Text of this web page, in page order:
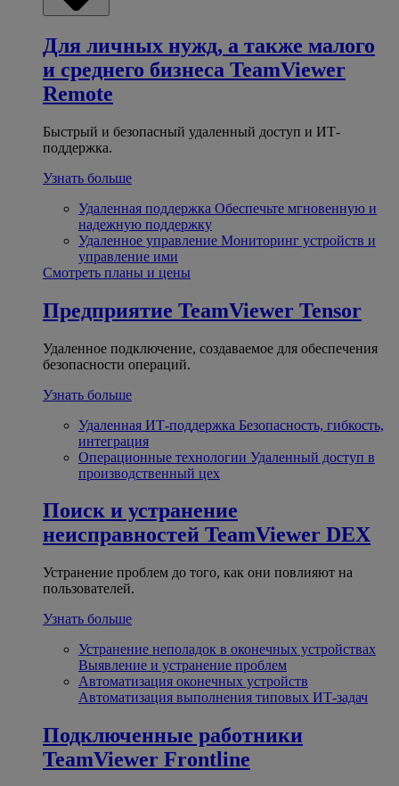
Для личных нужд, а также малого
и среднего бизнеса TeamViewer
Remote
Быстрый и безопасный удаленный доступ и ИТ-
поддержка.
Узнать больше
Удаленная поддержка Обеспечьте мгновенную и
надежную поддержку
Удаленное управление Мониторинг устройств и
управление ими
Смотреть планы и цены
Предприятие TeamViewer Tensor
Удаленное подключение, создаваемое для обеспечения
безопасности операций.
Узнать больше
Удаленная ИТ-поддержка Безопасность, гибкость,
интеграция
Операционные технологии Удаленный доступ в
производственный цех
Поиск и устранение
неисправностей TeamViewer DEX
Устранение проблем до того, как они повлияют на
пользователей.
Узнать больше
Устранение неполадок в оконечных устройствах
Выявление и устранение проблем
Автоматизация оконечных устройств
Автоматизация выполнения типовых ИТ-задач
Подключенные работники
TeamViewer Frontline